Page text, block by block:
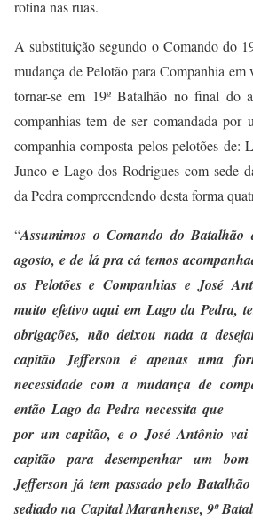
rotina nas ruas.
A substituição segundo o Comando do
mudança de Pelotão para Companhia em
tornar-se em 19º Batalhão no final do
companhias tem de ser comandada por
companhia composta pelos pelotões de:
Junco e Lago dos Rodrigues com sede
da Pedra compreendendo desta forma
“Assumimos o Comando do
agosto, e de lá pra cá temos
os Pelotões e Companhias e José
muito efetivo aqui em Lago da Pedra,
obrigações, não deixou nada a
capitão Jefferson é apenas uma
necessidade com a mudança de
então Lago da Pedra necessita que
por um capitão, e o José Antônio vai
capitão para desempenhar um
Jefferson já tem passado pelo
sediado na Capital Maranhense, 9º